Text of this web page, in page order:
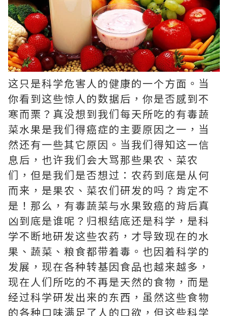
这只是科学危害人的健康的一个方面。当
你看到这些惊人的数据后，你是否感到不
寒而栗？真没想到我们每天所吃的有毒蔬
菜水果是我们得癌症的主要原因之一，当
然还有一些其它原因。当我们得知这一信
息后，也许我们会大骂那些果农、菜农
们，但是我们是否想过：农药到底是从何
而来，是果农、菜农们研发的吗？肯定不
是！那么，有毒蔬菜与水果致癌的背后真
凶到底是谁呢？归根结底还是科学，是科
学不断地研发这些农药，才导致现在的水
果、蔬菜、粮食都带着毒。也因着科学的
发展，现在各种转基因食品也越来越多，
现在人们所吃的不再是天然的食物，而是
经过科学研发出来的东西，虽然这些食物
的各种口味满足了人的口欲，但这些科学